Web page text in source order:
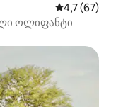
საშუალო
4,7 (67)
ოლიფანტი